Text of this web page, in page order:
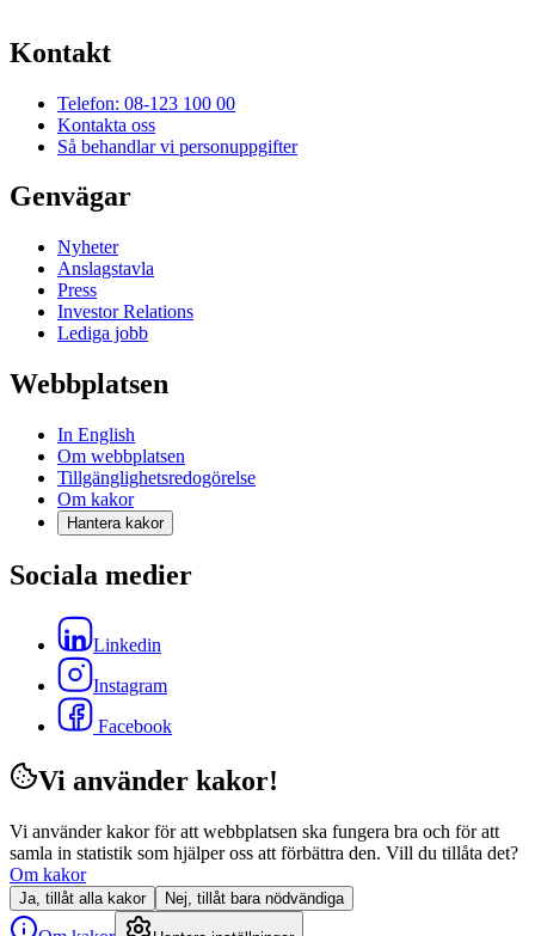
Kontakt
Telefon: 08-123 100 00
Kontakta oss
Så behandlar vi personuppgifter
Genvägar
Nyheter
Anslagstavla
Press
Investor Relations
Lediga jobb
Webbplatsen
In English
Om webbplatsen
Tillgänglighetsredogörelse
Om kakor
Hantera kakor
Sociala medier
Linkedin
Instagram
Facebook
Vi använder kakor!
Vi använder kakor för att webbplatsen ska fungera bra och för att
samla in statistik som hjälper oss att förbättra den. Vill du tillåta det?
Om kakor
Ja, tillåt alla kakor Nej, tillåt bara nödvändiga